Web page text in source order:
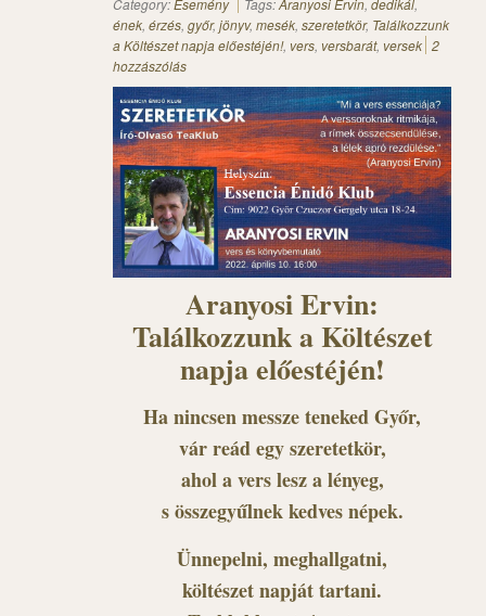
Category:Esemény Tags:Aranyosi Ervin, dedikál,
ének, érzés, győr, jönyv, mesék, szeretetkör, Találkozzunk
a Költészet napja előestéjén!, vers, versbarát, versek 2
hozzászólás
Aranyosi Ervin:
Találkozzunk a Költészet
napja előestéjén!
Ha nincsen messze teneked Győr,
vár reád egy szeretetkör,
ahol a vers lesz a lényeg,
s összegyűlnek kedves népek.
Ünnepelni, meghallgatni,
költészet napját tartani.